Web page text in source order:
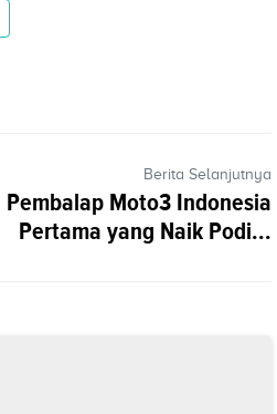
Berita Selanjutnya
Moto3 Indonesia
Pertama yang Naik Podi...